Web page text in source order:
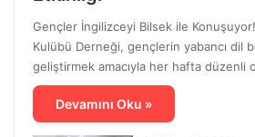
Gençler İngilizceyi Bilsek ile
Kulübü Derneği, gençlerin yabancı dil
geliştirmek amacıyla her hafta düzenli
Devamını Oku »